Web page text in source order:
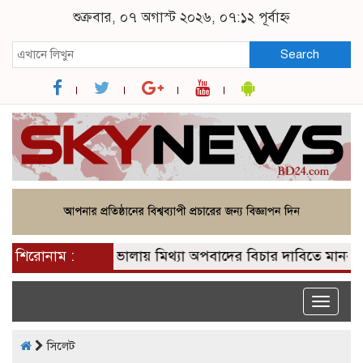
শুক্রবার, ০৭ অগাস্ট ২০২৬, ০৭:১২ পূর্বাহ্ন
Search
শিরোনাম : ভোলায় মিথ্যা অপবাদের বিচার দাবিতে
Toggle
সিলেট